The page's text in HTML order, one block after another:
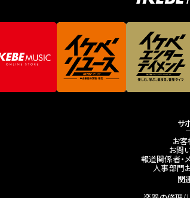
サ
お
お問
報道関係者・
人事部門
関